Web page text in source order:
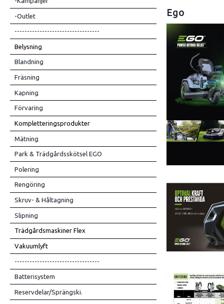
-Outlet
----------------------------------
Belysning
Blandning
Fräsning
Kapning
Förvaring
Kompletteringsprodukter
Mätning
Park & Trädgårdsskötsel EGO
Polering
Rengöring
Skruv- & Håltagning
Slipning
Trädgårdsmaskiner Flex
Vakuumlyft
----------------------------------
Batterisystem
Reservdelar/Sprängski.
Ego